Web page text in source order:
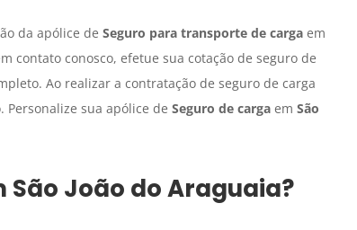
da apólice de Seguro para transporte de cargaem
contato conosco, efetue sua cotação de seguro de
Ao realizar a contratação de seguro de carga
sua apólice de Seguro de cargaem São
São João do Araguaia?